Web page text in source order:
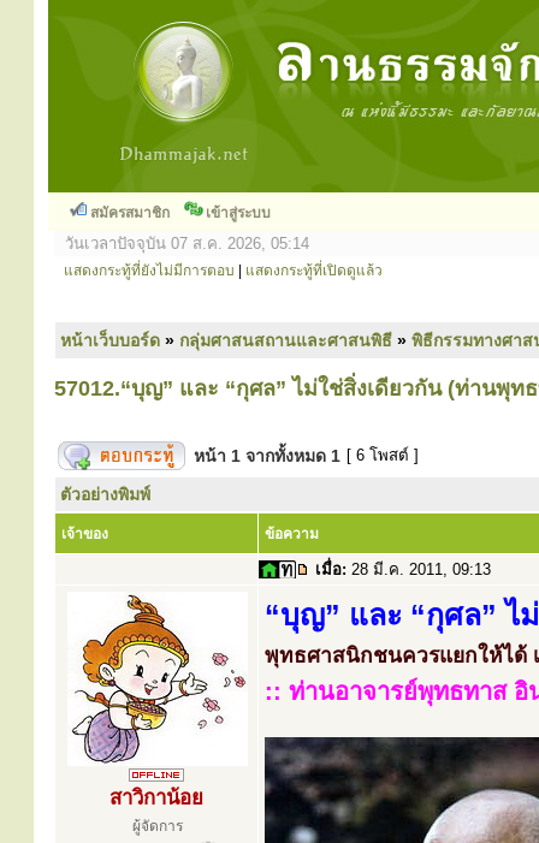
สมัครสมาชิก เข้าสู่ระบบ
วันเวลาปัจจุบัน 07 ส.ค. 2026, 05:14
แสดงกระทู้ที่ยังไม่มีการตอบ แสดงกระทู้ที่เปิดดูแล้ว
หน้าเว็บบอร์ด » กลุ่มศาสนสถานและศาสนพิธี » พิธีกรรมทางศา
57012.“บุญ” และ “กุศล” ไม่ใช่สิ่งเดียวกัน (ท่านพุท
หน้า 1 จากทั้งหมด 1 [ 6 โพสต์ ]
ตัวอย่างพิมพ์
เจ้าของ ข้อความ
เมื่อ: 28 มี.ค. 2011, 09:13
สาวิกาน้อย
ผู้จัดการ
“บุญ” และ “กุศล” ไ
พุทธศาสนิกชนควรแยกให้ได้
:: ท่านอาจารย์พุทธทาส